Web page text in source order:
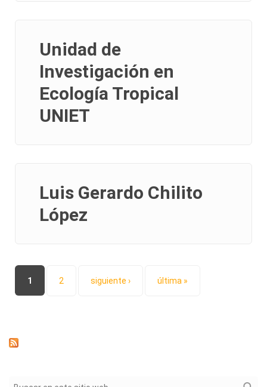
Unidad de
Investigación en
Ecología Tropical
UNIET
Luis Gerardo Chilito
López
Páginas
1 2 siguiente › última »